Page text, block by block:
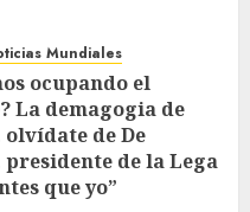
el deporte? La
olvídate de De
de la Lega Volley
0
noticias
sobre Lamine
Mundiales
ocupando el
La demagogia de
de De
de la Lega
que yo”